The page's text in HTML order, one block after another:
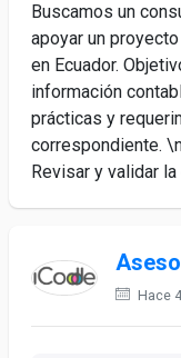
Buscamos un
apoyar un
en Ecuador.
información
prácticas y
correspondiente.
Revisar y validar
Hace